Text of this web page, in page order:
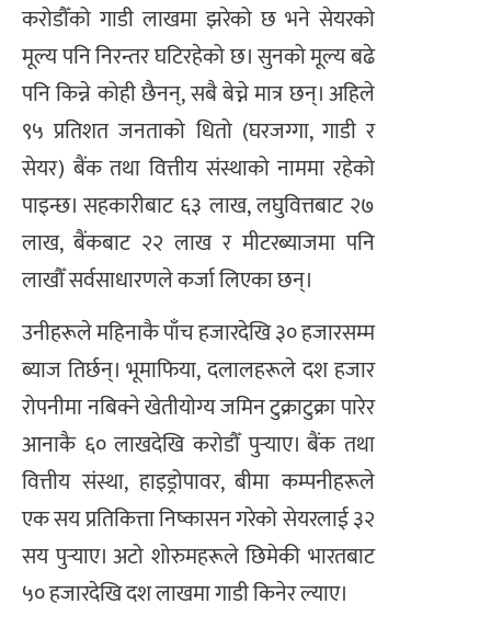
करोडौँको गाडी लाखमा झरेको छ भने सेयरको
मूल्य पनि निरन्तर घटिरहेको छ। सुनको मूल्य बढे
पनि किन्ने कोही छैनन्, सबै बेच्ने मात्र छन्। अहिले
९५ प्रतिशत जनताको धितो (घरजग्गा, गाडी र
सेयर) बैंक तथा वित्तीय संस्थाको नाममा रहेको
पाइन्छ। सहकारीबाट ६३ लाख, लघुवित्तबाट २७
लाख, बैंकबाट २२ लाख र मीटरब्याजमा पनि
लाखौँ सर्वसाधारणले कर्जा लिएका छन्।
उनीहरूले महिनाकै पाँच हजारदेखि ३० हजारसम्म
ब्याज तिर्छन्। भूमाफिया, दलालहरूले दश हजार
रोपनीमा नबिक्ने खेतीयोग्य जमिन टुक्राटुक्रा पारेर
आनाकै ६० लाखदेखि करोडौँ पुर्‍याए। बैंक तथा
वित्तीय संस्था, हाइड्रोपावर, बीमा कम्पनीहरूले
एक सय प्रतिकित्ता निष्कासन गरेको सेयरलाई ३२
सय पुर्‍याए। अटो शोरुमहरूले छिमेकी भारतबाट
५० हजारदेखि दश लाखमा गाडी किनेर ल्याए।